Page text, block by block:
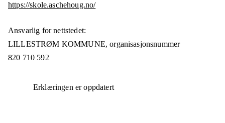
https://skole.aschehoug.no/
Ansvarlig for nettstedet:
LILLESTRØM KOMMUNE,organisasjonsnummer
820 710 592
Erklæringen er oppdatert